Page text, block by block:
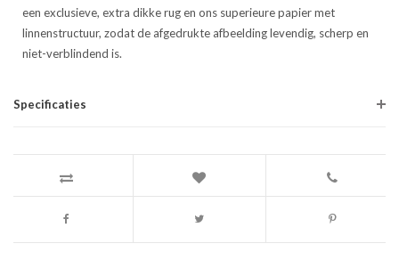
een exclusieve, extra dikke rug en ons superieure papier met
linnenstructuur, zodat de afgedrukte afbeelding levendig, scherp en
niet-verblindend is.
Specificaties